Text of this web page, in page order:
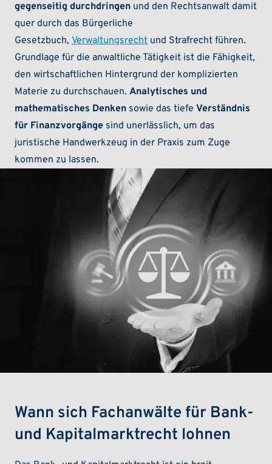
gegenseitig durchdringen und den Rechtsanwalt damit
quer durch das Bürgerliche
Gesetzbuch,Verwaltungsrechtund Strafrecht führen.
Grundlage für die anwaltliche Tätigkeit ist die Fähigkeit,
den wirtschaftlichen Hintergrund der komplizierten
Materie zu durchschauen. Analytisches und
mathematisches Denken sowie das tiefeVerständnis
für Finanzvorgänge sind unerlässlich, um das
juristische Handwerkzeug in der Praxis zum Zuge
kommen zu lassen.
Wann sich Fachanwälte für Bank-
und Kapitalmarktrecht lohnen